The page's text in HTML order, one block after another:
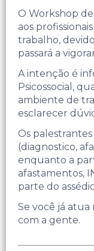
O Workshop de
aos
trabalho,
passará a
A intenção é
Psicossocial,
ambiente de
esclarecer
Os
(diagnostico,
enquanto a
afastamentos,
parte do
Se você já atua
com a gente.